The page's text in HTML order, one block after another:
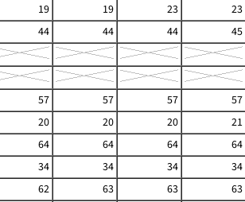
19 19 23
23
44 44 44
45
57 57 57
57
20 20 20
21
64 64 64
64
34 34 34
34
62 63 63
63